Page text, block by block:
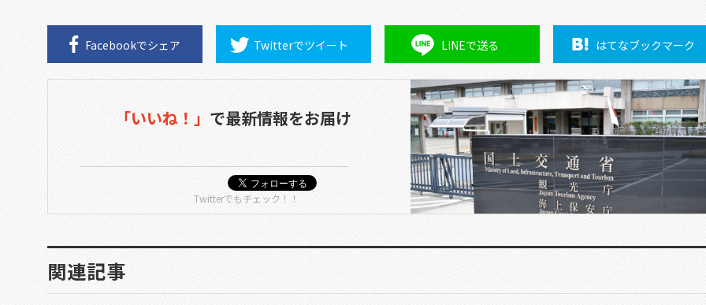
Facebookでシェア Twitterでツイート LINEで送る はてなブックマーク
「いいね！」 で最新情報をお届け
Twitterでもチェック！！
関連記事